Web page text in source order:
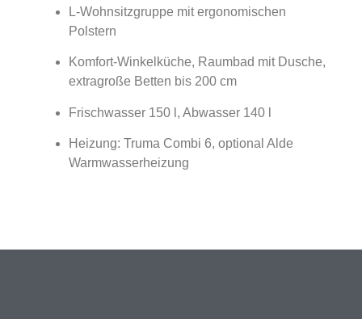
L-Wohnsitzgruppe mit ergonomischen
Polstern
Komfort-Winkelküche, Raumbad mit Dusche,
extragroße Betten bis 200 cm
Frischwasser 150 l, Abwasser 140 l
Heizung: Truma Combi 6, optional Alde
Warmwasserheizung